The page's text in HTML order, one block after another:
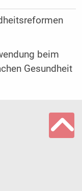
beim
Gesundheit